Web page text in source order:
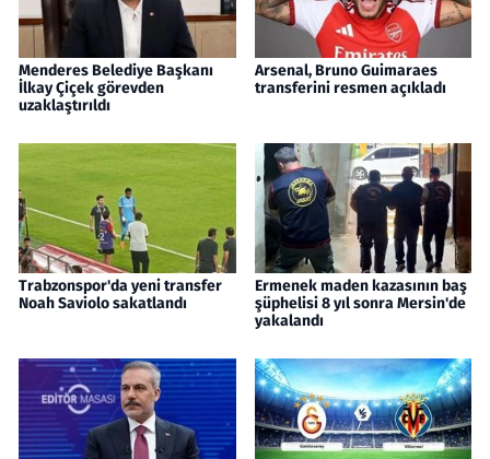
Menderes Belediye Başkanı
İlkay Çiçek görevden
uzaklaştırıldı
Arsenal, Bruno Guimaraes
transferini resmen açıkladı
Trabzonspor'da yeni transfer
Noah Saviolo sakatlandı
Ermenek maden kazasının baş
şüphelisi 8 yıl sonra Mersin'de
yakalandı